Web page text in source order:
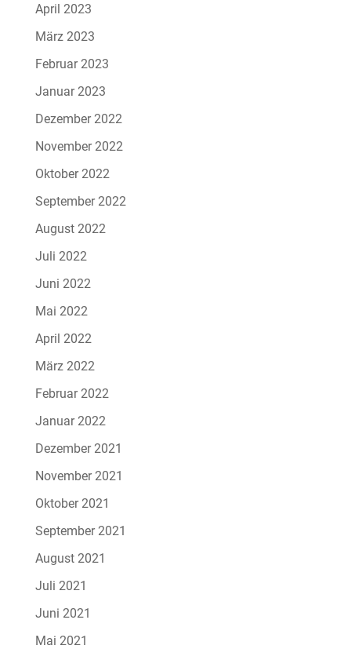
April 2023
März 2023
Februar 2023
Januar 2023
Dezember 2022
November 2022
Oktober 2022
September 2022
August 2022
Juli 2022
Juni 2022
Mai 2022
April 2022
März 2022
Februar 2022
Januar 2022
Dezember 2021
November 2021
Oktober 2021
September 2021
August 2021
Juli 2021
Juni 2021
Mai 2021